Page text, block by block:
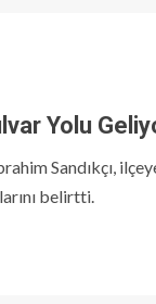
Yolu
Sandıkçı,
belirtti.